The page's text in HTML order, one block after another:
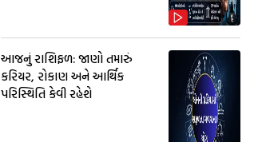
આજનું રાશિફળ: જાણો તમારું
કરિયર, રોકાણ અને આર્થિક
પરિસ્થિતિ કેવી રહેશે